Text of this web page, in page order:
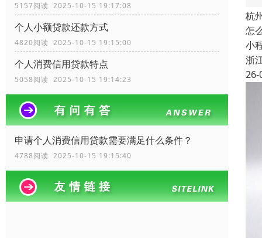
5157阅读 2025-10-15 19:17:08
个人小额贷款还款方式
4820阅读 2025-10-15 19:15:00
个人消费信用贷款特点
5058阅读 2025-10-15 19:14:23
申请个人消费信用贷款需要满足什么条件？
4788阅读 2025-10-15 19:15:40
杭
怎
小
浙
26-